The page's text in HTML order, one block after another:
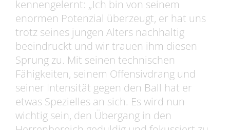
kennengelernt: „Ich bin von seinem
enormen Potenzial überzeugt, er hat uns
trotz seines jungen Alters nachhaltig
beeindruckt und wir trauen ihm diesen
Sprung zu. Mit seinen technischen
Fähigkeiten, seinem Offensivdrang und
seiner Intensität gegen den Ball hat er
etwas Spezielles an sich. Es wird nun
wichtig sein, den Übergang in den